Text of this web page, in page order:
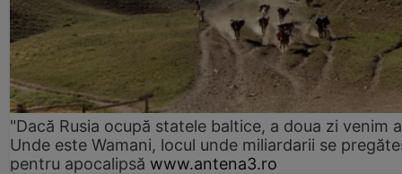
"Dacă Rusia ocupă statele baltice, a doua zi venim
Unde este Wamani, locul unde miliardarii se
pentru apocalipsă www.antena3.ro